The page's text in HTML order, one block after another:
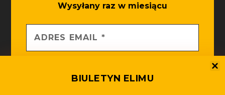
BIULETYN ELIMU
Wysyłany raz w miesiącu